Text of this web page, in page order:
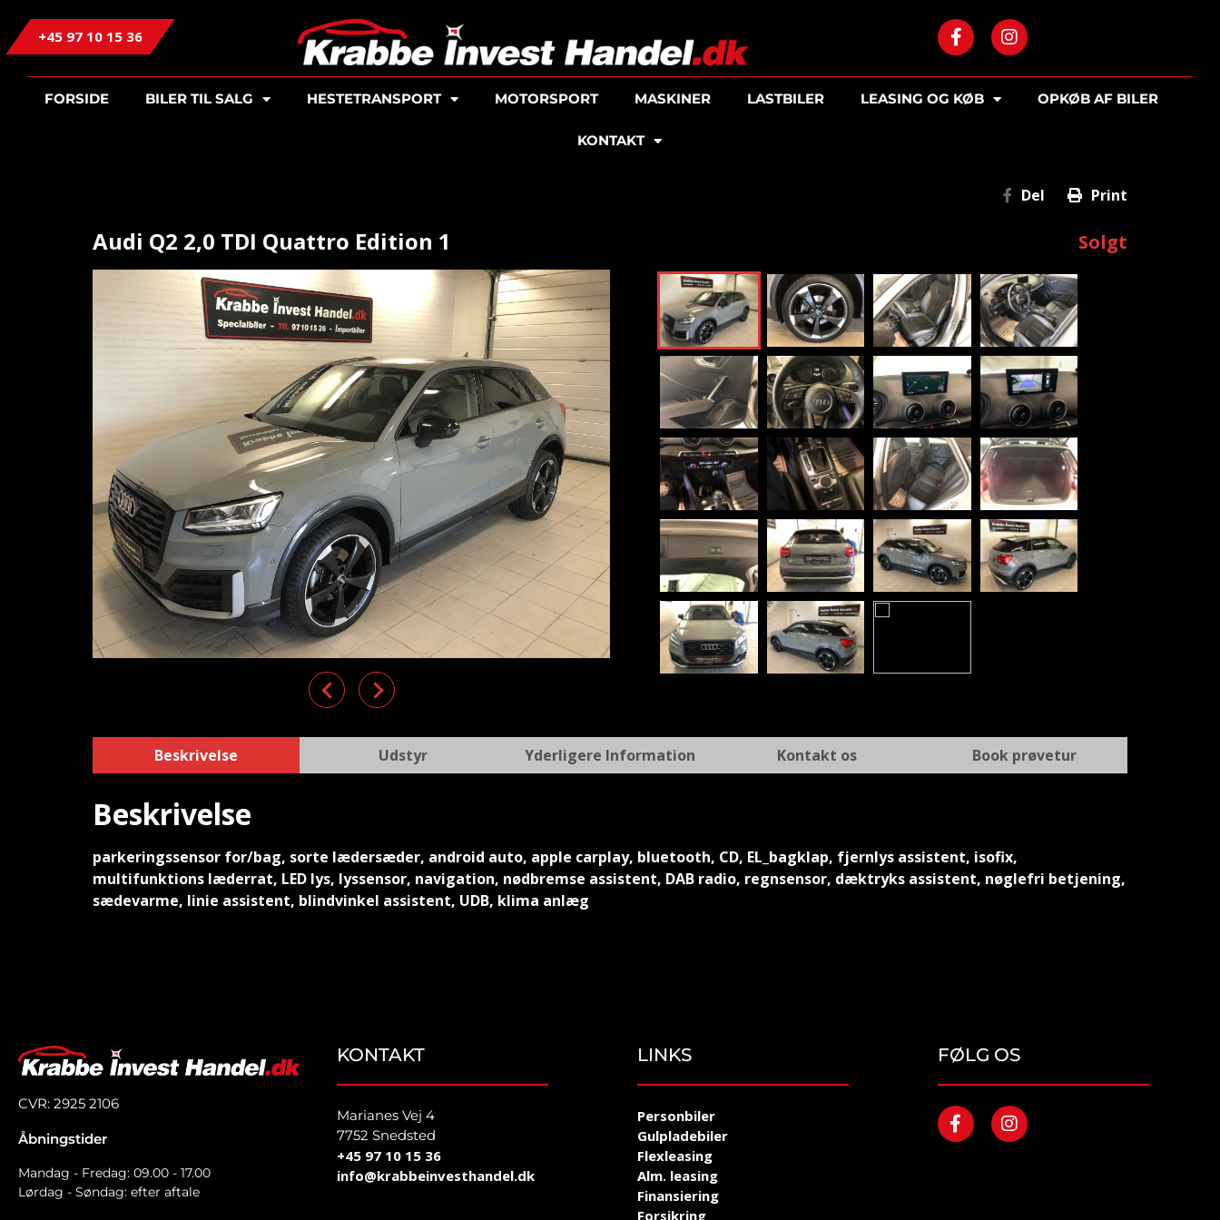
+45 97 10 15 36
FORSIDE BILER TIL SALG HESTETRANSPORT MOTORSPORT MASKINER LASTBILER LEASING OG KØB OPKØB AF BILER
KONTAKT
Del Print
Audi Q2 2,0 TDI Quattro Edition 1 Solgt
Previous
Next
Beskrivelse Udstyr Yderligere Information Kontakt os Book prøvetur
Beskrivelse
parkeringssensor for/bag, sorte lædersæder, android auto, apple carplay, bluetooth, CD, EL_bagklap, fjernlys assistent, isofix,
multifunktions læderrat, LED lys, lyssensor, navigation, nødbremse assistent, DAB radio, regnsensor, dæktryks assistent, nøglefri betjening,
sædevarme, linie assistent, blindvinkel assistent, UDB, klima anlæg
CVR: 2925 2106
Åbningstider
Mandag - Fredag: 09.00 - 17.00
Lørdag - Søndag: efter aftale
KONTAKT
Marianes Vej 4
7752 Snedsted
+45 97 10 15 36
info@krabbeinvesthandel.dk
LINKS
Personbiler
Gulpladebiler
Flexleasing
Alm. leasing
Finansiering
Forsikring
FØLG OS